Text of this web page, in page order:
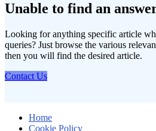
Unable to find an
Looking for anything specific article
queries? Just browse the various
then you will find the desired article.
Contact Us
Home
Cookie Policy